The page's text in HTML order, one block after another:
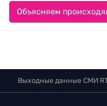
Объясняем
Выходные данные СМИ